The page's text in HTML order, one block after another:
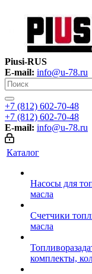
Piusi-RUS
E-mail: info@u-78.ru
+7 (812) 602-70-48
+7 (812) 602-70-48
E-mail: info@u-78.ru
Каталог
Насосы для
масла
Счетчики
масла
комплекты,